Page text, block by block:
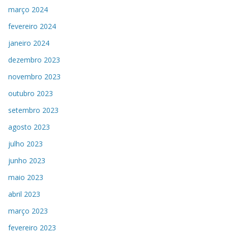
março 2024
fevereiro 2024
janeiro 2024
dezembro 2023
novembro 2023
outubro 2023
setembro 2023
agosto 2023
julho 2023
junho 2023
maio 2023
abril 2023
março 2023
fevereiro 2023